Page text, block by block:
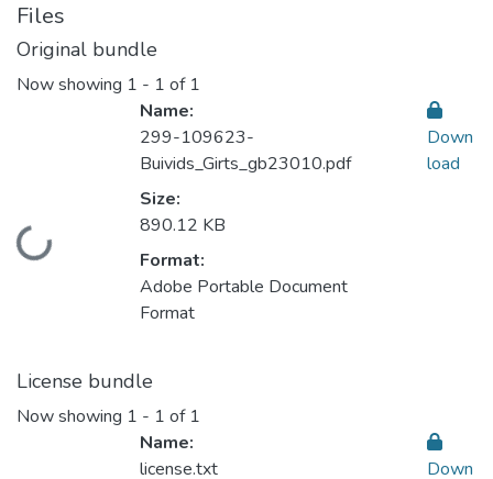
Files
Original bundle
Now showing 1 - 1 of 1
Loading...
Name:
299-109623-
Buivids_Girts_gb23010.pdf
Size:
890.12 KB
Format:
Adobe Portable Document
Format
Down
load
License bundle
Now showing 1 - 1 of 1
Name:
license.txt
Down